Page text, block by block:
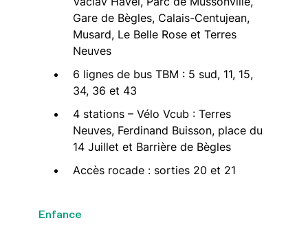
Gare de Bègles, Calais-Centujean,
Musard, Le Belle Rose et Terres
Neuves
6 lignes de bus TBM : 5 sud, 11, 15,
34, 36 et 43
4 stations – Vélo Vcub : Terres
Neuves, Ferdinand Buisson, place du
14 Juillet et Barrière de Bègles
Accès rocade : sorties 20 et 21
Enfance